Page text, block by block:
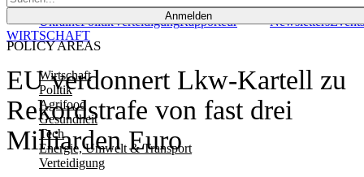
Anmelden
POLICY AREAS
Wirtschaft
Politik
Agrifood
Gesundheit
Tech
Energie, Umwelt & Transport
Verteidigung
UkrainePolitikVerteidigungRapporteur NewslettersEvents
EU verdonnert Lkw-Kartell zu
Rekordstrafe von fast drei
Milliarden Euro
WIRTSCHAFT